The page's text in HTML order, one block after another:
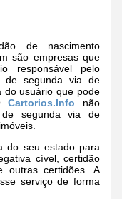
de nascimento
são empresas que
responsável pelo
de segunda via de
do usuário que pode
Cartorios.Info não
segunda via de
do seu estado para
cível, certidão
outras certidões. A
serviço de forma